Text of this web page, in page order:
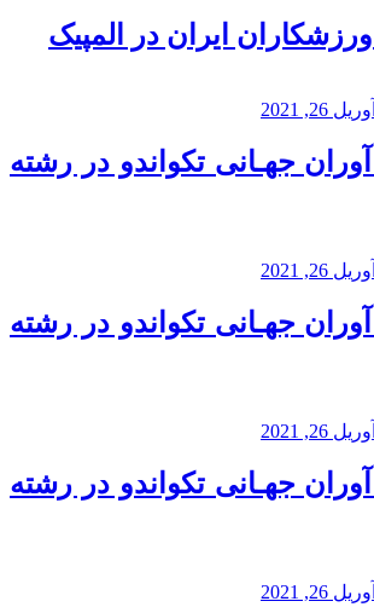
ورزشکاران ایران در المپیک
آوریل 26, 2021
جهـانی تکواندو در رشته
آوریل 26, 2021
جهـانی تکواندو در رشته
آوریل 26, 2021
جهـانی تکواندو در رشته
آوریل 26, 2021